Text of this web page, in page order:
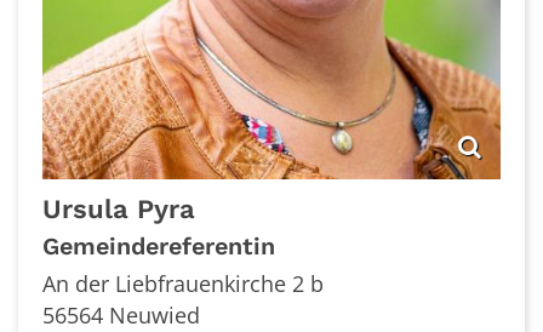
Ursula Pyra
Gemeindereferentin
An der Liebfrauenkirche 2 b
56564 Neuwied